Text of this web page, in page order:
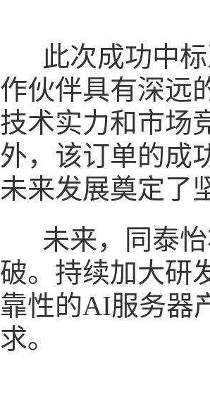
此次成功中标
作伙伴具有深远
技术实力和市场
外，该订单的成
未来发展奠定了
未来，同泰怡
破。持续加大研
靠性的AI服务器
求。